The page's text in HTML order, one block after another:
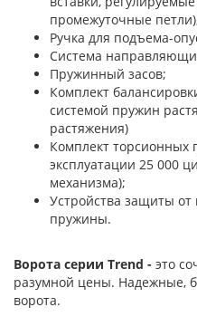
промежуточные
Ручка для подъема-
Система
Пружинный засов;
Комплект
системой пружин
растяжения)
Комплект торсионных
эксплуатации 25 000
механизма);
Устройства защиты
пружины.
Ворота серии Trend - это
разумной цены. Надежные,
ворота.